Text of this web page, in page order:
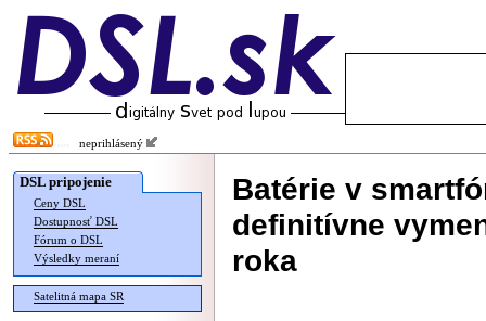
neprihlásený
DSL pripojenie
Ceny DSL
Dostupnosť DSL
Fórum o DSL
Výsledky meraní
Satelitná mapa SR
Batérie v
definitívne
roka